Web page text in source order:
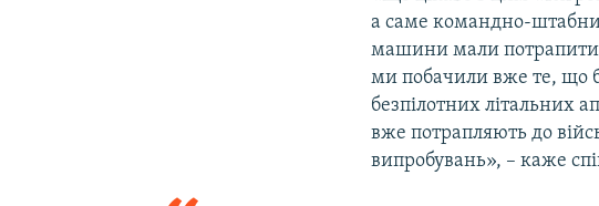
а саме командно-
машини мали потрапити
ми побачили вже те, що
безпілотних літальних
вже потрапляють до
випробувань», – каже